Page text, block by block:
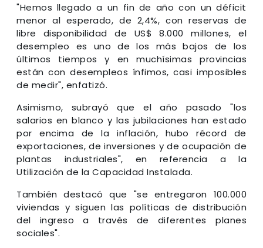
"Hemos llegado a un fin de año con un déficit
menor al esperado, de 2,4%, con reservas de
libre disponibilidad de US$ 8.000 millones, el
desempleo es uno de los más bajos de los
últimos tiempos y en muchísimas provincias
están con desempleos ínfimos, casi imposibles
de medir", enfatizó.
Asimismo, subrayó que el año pasado "los
salarios en blanco y las jubilaciones han estado
por encima de la inflación, hubo récord de
exportaciones, de inversiones y de ocupación de
plantas industriales", en referencia a la
Utilización de la Capacidad Instalada.
También destacó que "se entregaron 100.000
viviendas y siguen las políticas de distribución
del ingreso a través de diferentes planes
sociales".